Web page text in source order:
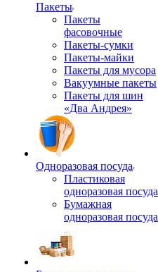
Пакеты
Пакеты
фасовочные
Пакеты-сумки
Пакеты-майки
Пакеты для мусора
Вакуумные пакеты
Пакеты для шин
«Два Андрея»
Одноразовая посуда
Пластиковая
одноразовая посуда
Бумажная
одноразовая посуда